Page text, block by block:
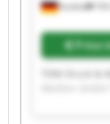
Krefeld
Price
Druck &